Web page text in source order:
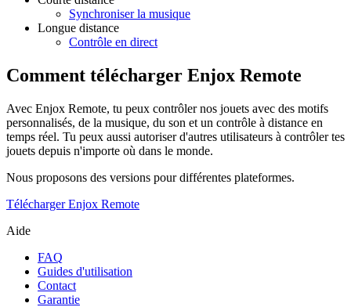
Synchroniser la musique
Longue distance
Contrôle en direct
Comment télécharger Enjox Remote
Avec Enjox Remote, tu peux contrôler nos jouets avec des motifs
personnalisés, de la musique, du son et un contrôle à distance en
temps réel. Tu peux aussi autoriser d'autres utilisateurs à contrôler tes
jouets depuis n'importe où dans le monde.
Nous proposons des versions pour différentes plateformes.
Télécharger Enjox Remote
Aide
FAQ
Guides d'utilisation
Contact
Garantie